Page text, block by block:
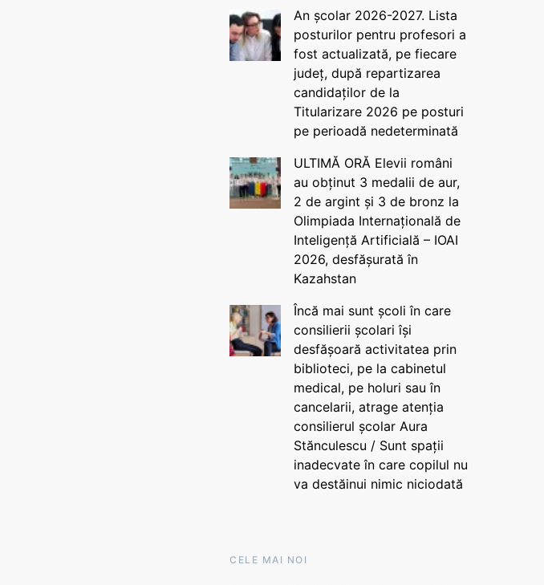
An școlar 2026-2027. Lista
posturilor pentru profesori a
fost actualizată, pe fiecare
județ, după repartizarea
candidaților de la
Titularizare 2026 pe posturi
pe perioadă nedeterminată
ULTIMĂ ORĂ Elevii români
au obținut 3 medalii de aur,
2 de argint și 3 de bronz la
Olimpiada Internațională de
Inteligență Artificială – IOAI
2026, desfășurată în
Kazahstan
Încă mai sunt școli în care
consilierii școlari își
desfășoară activitatea prin
biblioteci, pe la cabinetul
medical, pe holuri sau în
cancelarii, atrage atenția
consilierul școlar Aura
Stănculescu / Sunt spații
inadecvate în care copilul nu
va destăinui nimic niciodată
CELE MAI NOI